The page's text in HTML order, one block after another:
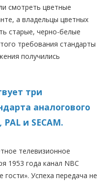
смотреть цветные
а владельцы цветных
старые, черно-белые
требования стандарты
получились
три
аналогового
и SECAM.
телевизионное
1953 года канал NBC
Успеха передача не